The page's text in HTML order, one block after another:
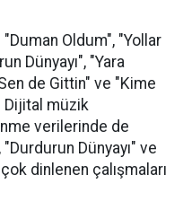
Oldum", "Yollar
Dünyayı", "Yara
de Gittin" ve "Kime
Dijital müzik
verilerinde de
Dünyayı" ve
dinlenen çalışmaları